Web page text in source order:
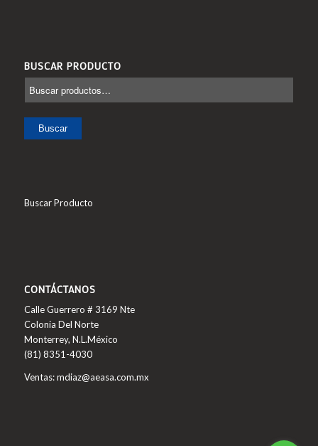
BUSCAR PRODUCTO
Buscar
Buscar Producto
CONTÁCTANOS
Calle Guerrero # 3169 Nte
Colonia Del Norte
Monterrey, N.L.México
(81) 8351-4030
Ventas: mdiaz@aeasa.com.mx